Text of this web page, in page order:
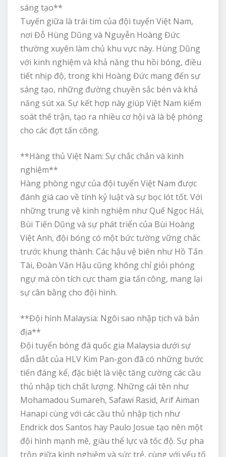
sáng tạo**
Tuyến giữa là trái tim của đội tuyển Việt Nam,
nơi Đỗ Hùng Dũng và Nguyễn Hoàng Đức
thường xuyên làm chủ khu vực này. Hùng Dũng
với kinh nghiệm và khả năng thu hồi bóng, điều
tiết nhịp độ, trong khi Hoàng Đức mang đến sự
sáng tạo, những đường chuyền sắc bén và khả
năng sút xa. Sự kết hợp này giúp Việt Nam kiểm
soát thế trận, tạo ra nhiều cơ hội và là bệ phóng
cho các đợt tấn công.
**Hàng thủ Việt Nam: Sự chắc chắn và kinh
nghiệm**
Hàng phòng ngự của đội tuyển Việt Nam được
đánh giá cao về tính kỷ luật và sự bọc lót tốt. Với
những trung vệ kinh nghiệm như Quế Ngọc Hải,
Bùi Tiến Dũng và sự phát triển của Bùi Hoàng
Việt Anh, đội bóng có một bức tường vững chắc
trước khung thành. Các hậu vệ biên như Hồ Tấn
Tài, Đoàn Văn Hậu cũng không chỉ giỏi phòng
ngự mà còn tích cực tham gia tấn công, mang lại
sự cân bằng cho đội hình.
**Đội hình Malaysia: Ngôi sao nhập tịch và bản
địa**
Đội tuyển bóng đá quốc gia Malaysia dưới sự
dẫn dắt của HLV Kim Pan-gon đã có những bước
tiến đáng kể, đặc biệt là việc tăng cường các cầu
thủ nhập tịch chất lượng. Những cái tên như
Mohamadou Sumareh, Safawi Rasid, Arif Aiman
Hanapi cùng với các cầu thủ nhập tịch như
Endrick dos Santos hay Paulo Josue tạo nên một
đội hình mạnh mẽ, giàu thể lực và tốc độ. Sự pha
trộn giữa kinh nghiệm và sức trẻ, cùng với yếu tố